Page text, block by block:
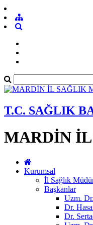
T.C. SAĞLIK
MARDİN
Kurumsal
İl Sağlık
Başkanlar
Uzm.
Dr.
Dr.